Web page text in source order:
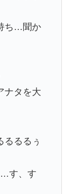
ち…聞か
ナタを大
るるぅ
す、す